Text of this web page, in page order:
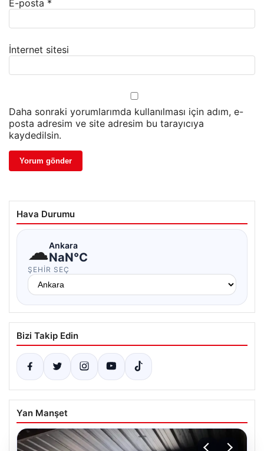
E-posta *
İnternet sitesi
Daha sonraki yorumlarımda kullanılması için adım, e-
posta adresim ve site adresim bu tarayıcıya
kaydedilsin.
Hava Durumu
☁Ankara
NaN°C
ŞEHIR SEÇ
Bizi Takip Edin
Yan Manşet